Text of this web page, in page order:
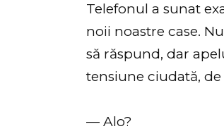
Telefonul a sunat
noii noastre case.
să răspund, dar
tensiune ciudată,
— Alo?